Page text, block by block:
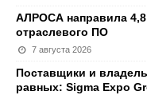
АЛРОСА направила
отраслевого ПО
7 августа 2026
Поставщики и
равных: Sigma Expo